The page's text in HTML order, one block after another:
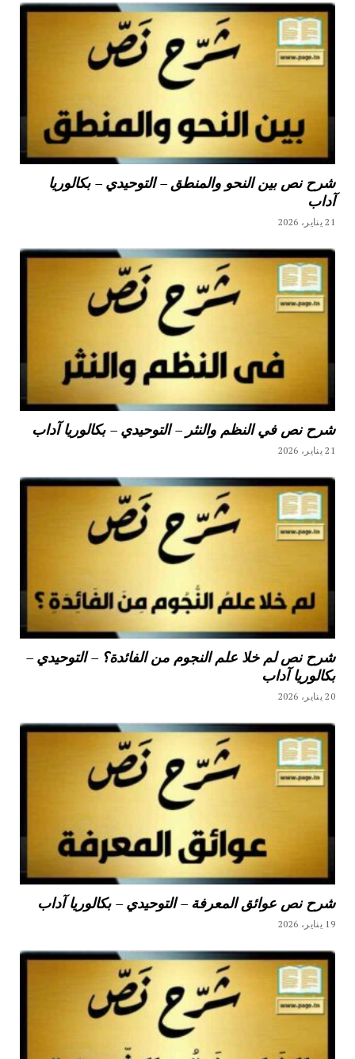
شرح نص بين النحو والمنطق – التوحيدي – بكالوريا
آداب
21 يناير، 2026
شرح نص في النظم والنثر – التوحيدي – بكالوريا آداب
21 يناير، 2026
شرح نص لم خلا علم النجوم من الفائدة؟ – التوحيدي –
بكالوريا آداب
20 يناير، 2026
شرح نص عوائق المعرفة – التوحيدي – بكالوريا آداب
19 يناير، 2026